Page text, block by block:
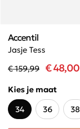
Jasje Tess
Accentil
€ 159,99 € 48,00
Kies je maat
34
36 38